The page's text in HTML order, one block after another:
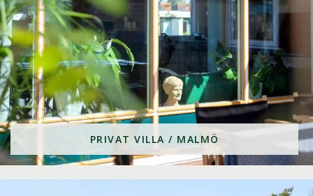
PRIVAT VILLA / MALMÖ